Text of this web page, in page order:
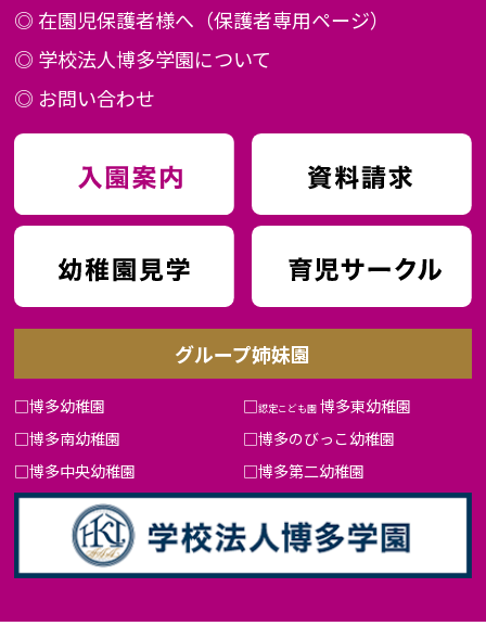
◎ 在園児保護者様へ（保護者専用ページ）
◎ 学校法人博多学園について
◎ お問い合わせ
グループ姉妹園
□博多幼稚園 □認定こども園 博多東幼稚園
□博多南幼稚園 □博多のびっこ幼稚園
□博多中央幼稚園 □博多第二幼稚園